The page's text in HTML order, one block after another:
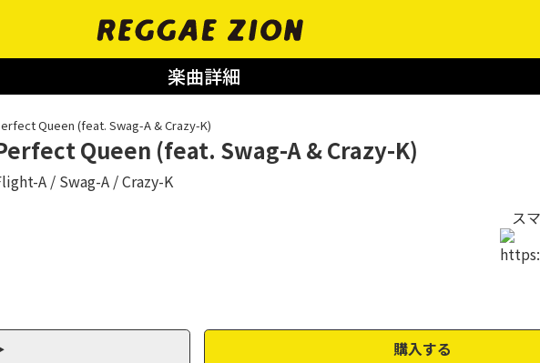
楽曲詳細
Queen (feat. Swag-A & Crazy-K)
Queen (feat. Swag-A & Crazy-K)
A Swag-A
Crazy-K
ス
購入する